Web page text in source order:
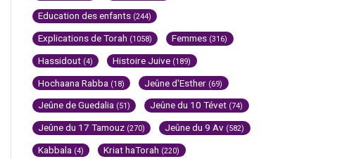
Education des enfants (244)
Explications de Torah (1058) Femmes (316)
Hassidout (4) Histoire Juive (189)
Hochaana Rabba (18) Jeûne d'Esther (69)
Jeûne de Guedalia (51) Jeûne du 10 Tévet (74)
Jeûne du 17 Tamouz (270) Jeûne du 9 Av (582)
Kabbala (4) Kriat haTorah (220)